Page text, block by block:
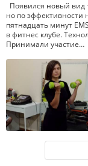
Появился новый вид
но по эффективности
пятнадцать минут
в фитнес клубе.
Принимали участие…